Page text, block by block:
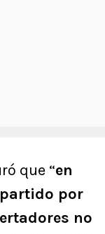
que “en
por
no